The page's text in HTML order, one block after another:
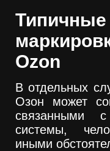
Ozon
В отдельных
Озон может
связанными
системы,
иными